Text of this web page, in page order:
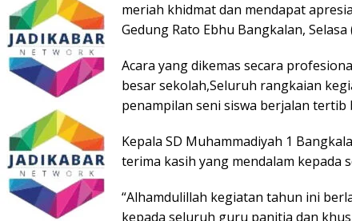
meriah khidmat dan mendapat
Gedung Rato Ebhu Bangkalan, Selasa
Acara yang dikemas secara
besar sekolah,Seluruh rangkaian
penampilan seni siswa berjalan
Kepala SD Muhammadiyah 1
terima kasih yang mendalam kepada
“Alhamdulillah kegiatan tahun ini
kepada seluruh guru panitia dan